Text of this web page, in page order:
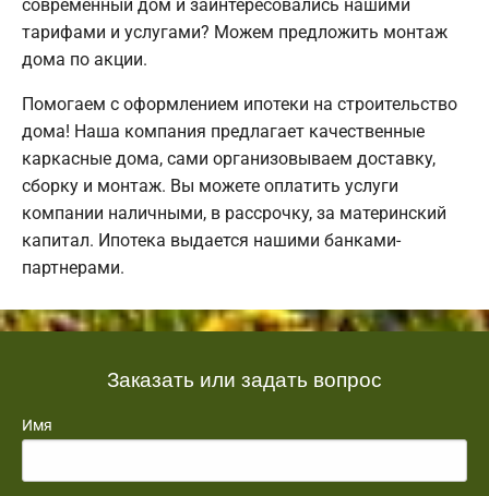
современный дом и заинтересовались нашими
тарифами и услугами? Можем предложить монтаж
дома по акции.
Помогаем с оформлением ипотеки на строительство
дома! Наша компания предлагает качественные
каркасные дома, сами организовываем доставку,
сборку и монтаж. Вы можете оплатить услуги
компании наличными, в рассрочку, за материнский
капитал. Ипотека выдается нашими банками-
партнерами.
Заказать или задать вопрос
Имя